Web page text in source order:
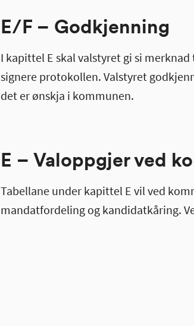
E/F – Godkjenning
I kapittel E skal valstyret gi si
signere protokollen. Valstyret
det er ønskja i kommunen.
E – Valoppgjer ved
Tabellane under kapittel E vil ved
mandatfordeling og kandidatkåring.